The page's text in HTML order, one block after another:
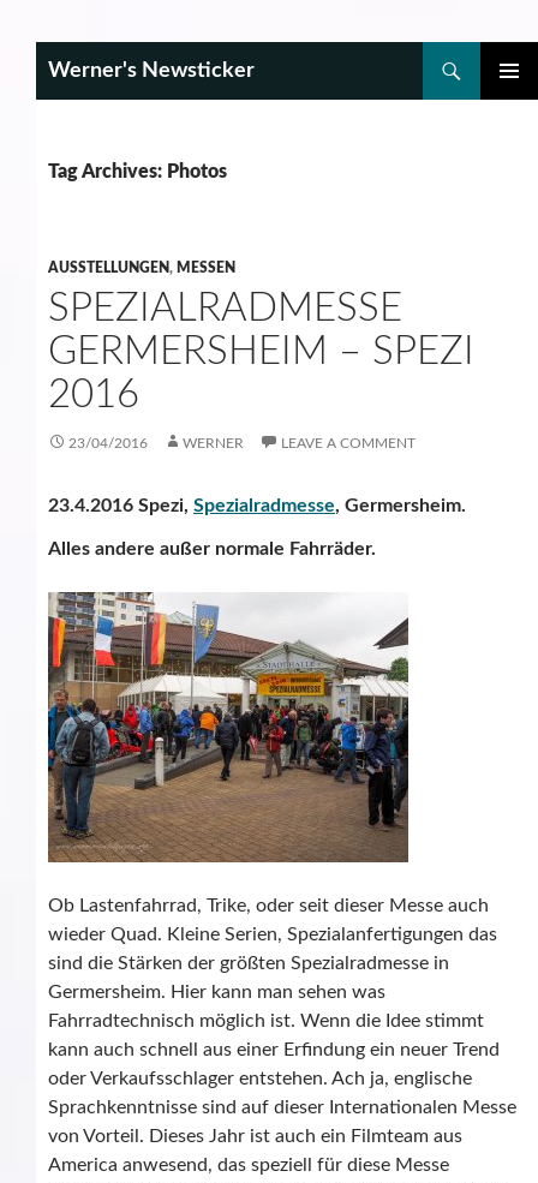
Werner's Newsticker
Tag Archives: Photos
AUSSTELLUNGEN, MESSEN
SPEZIALRADMESSE
GERMERSHEIM – SPEZI
2016
23/04/2016 WERNER LEAVE A COMMENT
23.4.2016 Spezi, Spezialradmesse, Germersheim.
Alles andere außer normale Fahrräder.
Ob Lastenfahrrad, Trike, oder seit dieser Messe auch
wieder Quad. Kleine Serien, Spezialanfertigungen das
sind die Stärken der größten Spezialradmesse in
Germersheim. Hier kann man sehen was
Fahrradtechnisch möglich ist. Wenn die Idee stimmt
kann auch schnell aus einer Erfindung ein neuer Trend
oder Verkaufsschlager entstehen. Ach ja, englische
Sprachkenntnisse sind auf dieser Internationalen Messe
von Vorteil. Dieses Jahr ist auch ein Filmteam aus
America anwesend, das speziell für diese Messe